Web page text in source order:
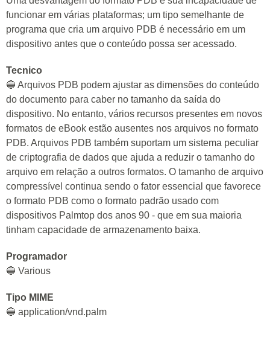
funcionar em várias plataformas; um tipo semelhante de
programa que cria um arquivo PDB é necessário em um
dispositivo antes que o conteúdo possa ser acessado.
Tecnico
🔵 Arquivos PDB podem ajustar as dimensões do conteúdo
do documento para caber no tamanho da saída do
dispositivo. No entanto, vários recursos presentes em novos
formatos de eBook estão ausentes nos arquivos no formato
PDB. Arquivos PDB também suportam um sistema peculiar
de criptografia de dados que ajuda a reduzir o tamanho do
arquivo em relação a outros formatos. O tamanho de arquivo
compressível continua sendo o fator essencial que favorece
o formato PDB como o formato padrão usado com
dispositivos Palmtop dos anos 90 - que em sua maioria
tinham capacidade de armazenamento baixa.
Programador
🔵 Various
Tipo MIME
🔵 application/vnd.palm